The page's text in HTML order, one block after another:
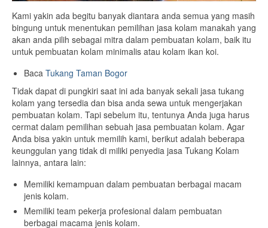
Kami yakin ada begitu banyak diantara anda semua yang masih
bingung untuk menentukan pemilihan jasa kolam manakah yang
akan anda pilih sebagai mitra dalam pembuatan kolam, baik itu
untuk pembuatan kolam minimalis atau kolam ikan koi.
Baca Tukang Taman Bogor
Tidak dapat di pungkiri saat ini ada banyak sekali jasa tukang
kolam yang tersedia dan bisa anda sewa untuk mengerjakan
pembuatan kolam. Tapi sebelum itu, tentunya Anda juga harus
cermat dalam pemilihan sebuah jasa pembuatan kolam. Agar
Anda bisa yakin untuk memilih kami, berikut adalah beberapa
keunggulan yang tidak di miliki penyedia jasa Tukang Kolam
lainnya, antara lain:
Memiliki kemampuan dalam pembuatan berbagai macam
jenis kolam.
Memiliki team pekerja profesional dalam pembuatan
berbagai macama jenis kolam.